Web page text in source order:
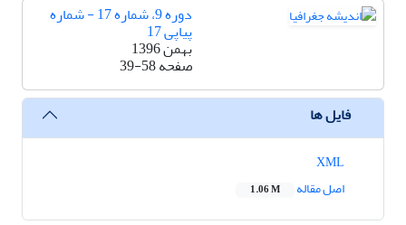
دوره 9، شماره 17 - شماره
پیاپی 17
بهمن 1396
صفحه39-58
فایل ها
اصل مقاله
1.06 M